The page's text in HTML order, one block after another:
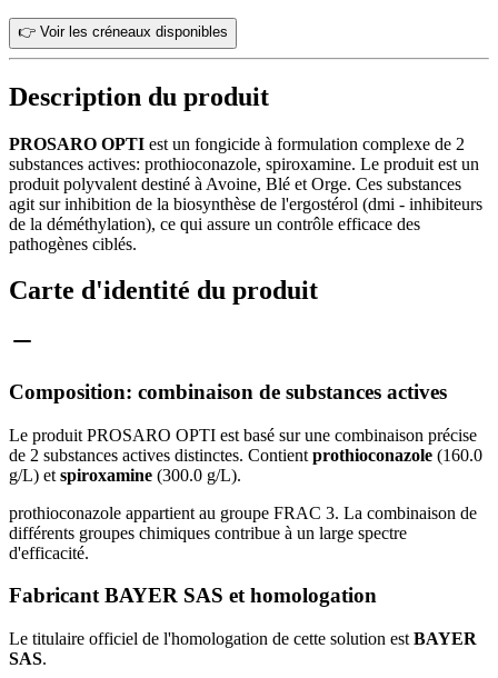
👉 Voir les créneaux disponibles
Description du produit
PROSARO OPTI est un fongicide à formulation complexe de 2
substances actives: prothioconazole, spiroxamine. Le produit est un
produit polyvalent destiné à Avoine, Blé et Orge. Ces substances
agit sur inhibition de la biosynthèse de l'ergostérol (dmi - inhibiteurs
de la déméthylation), ce qui assure un contrôle efficace des
pathogènes ciblés.
Carte d'identité du produit
Composition: combinaison de substances actives
Le produit PROSARO OPTI est basé sur une combinaison précise
de 2 substances actives distinctes. Contient prothioconazole (160.0
g/L) et spiroxamine (300.0 g/L).
prothioconazole appartient au groupe FRAC 3. La combinaison de
différents groupes chimiques contribue à un large spectre
d'efficacité.
Fabricant BAYER SAS et homologation
Le titulaire officiel de l'homologation de cette solution est BAYER
SAS.